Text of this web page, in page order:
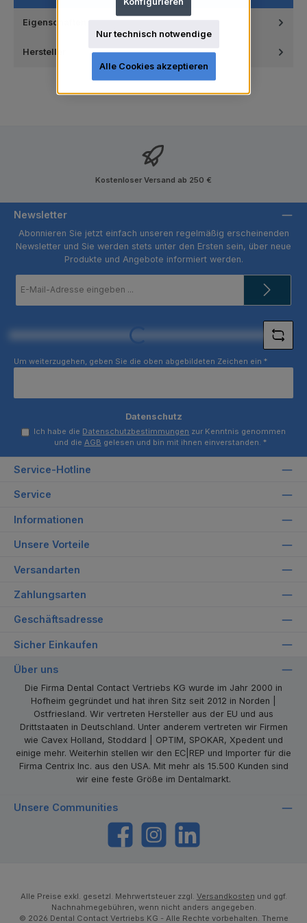
Eigenschaften
Hersteller
Kostenloser Versand ab 250 €
Newsletter
Abonnieren Sie jetzt einfach unseren regelmäßig erscheinenden
Newsletter und Sie werden stets unter den Ersten sein, über neue
Produkte und Angebote informiert werden.
Mail-
Loading...
Um weiterzugehen, geben Sie die oben abgebildeten Zeichen ein *
Datenschutz
Ich habe die Datenschutzbestimmungen zur Kenntnis genommen
und die AGB gelesen und bin mit ihnen einverstanden. *
Service-Hotline
Service
Informationen
Unsere Vorteile
Versandarten
Zahlungsarten
Geschäftsadresse
Sicher Einkaufen
Über uns
Die Firma Dental Contact Vertriebs KG wurde im Jahr 2000 in
Hofheim gegründet und hat ihren Sitz seit 2012 in Norden |
Ostfriesland. Wir vertreten Hersteller aus der EU und aus
Drittstaaten in Deutschland. Unter anderem vertreten wir Firmen
wie Cavex Holland, Stoddard | OPTIM, SPOKAR, Xpedent und
einige mehr. Weiterhin stellen wir den EC|REP und Importer für die
Firma Centrix Inc. aus den USA. Mit mehr als 15.500 Kunden sind
wir eine feste Größe im Dentalmarkt.
Unsere Communities
https://www.facebook.com/dentalcontact
Instagram
Alle Preise exkl. gesetzl. Mehrwertsteuer zzgl. Versandkosten und ggf.
Nachnahmegebühren, wenn nicht anders angegeben.
© 2026 Dental Contact Vertriebs KG - Alle Rechte vorbehalten. Theme
Nur technisch notwendige
Alle Cookies akzeptieren